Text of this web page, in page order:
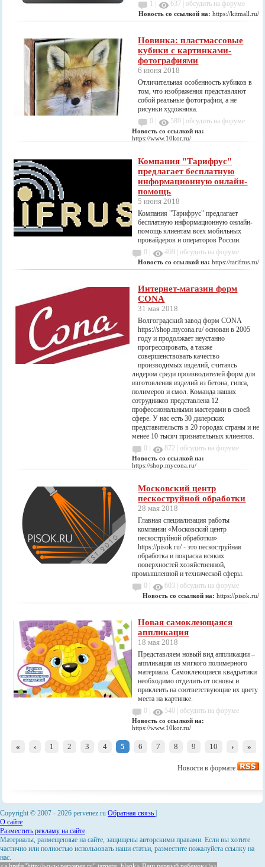
1 |
637 |обсудить на форуме
Новость со ссылкой на:https://kitmall.ru/
Новинка: пластмассовые
кубики с картинками-
фотографиями
6 июня 2018
Отличительная особенность кубиков в
том, что изображения представляют
собой реальные фотографии, а не
рисунки художника.
0 |
589 |обсудить на форуме
Новость со ссылкой на:
https://www.10kor.ru/
Компания "Тарифрус"
предлагает бесплатную
информационную онлайн-
помощь
5 июня 2018
Компания "Тарифрус" предлагает
бесплатную информационную онлайн-
помощь клиентам всех мобильных
провайдеров и операторов России.
0 |
469 |обсудить на форуме
Новость со ссылкой на:https://tarifrus.ru/
Интернет-магазин форм
CONA
31 мая 2018
Волгоградский завод форм CONA
https://shop.mycona.ru/ основан в 2005
году и продолжает неустанно
прогрессировать, а также
совершенствовать качество
производимых изделий, считаясь
лидером среди производителей форм для
изготовления изделий из бетона, гипса,
полимеров и смол. Команда наших
сотрудников представлена 12
профессиональными мастерами в своей
сфере. У нас есть 30 дилерских
представительств в 20 городах страны и не
менее 10 тысяч признательных клиентов.
0 |
872 |обсудить на форуме
Новость со ссылкой на:
https://shop.mycona.ru/
Московский центр
пескоструйной обработки
28 мая 2018
Главная специализация работы
компании «Московский центр
пескоструйной обработки»
https://pisok.ru/ - это пескоструйная
обработка и покраска всяких
поверхностей хозяйственной,
промышленной и технической сферы.
0 |
603 |обсудить на форуме
Новость со ссылкой на:https://pisok.ru/
Новая самоклеющаяся
аппликация
18 мая 2018
Представляем новый вид аппликации –
аппликация из мягкого полимерного
материала. Самоклеющиеся квадратики
необходимо отделить от основы и
приклеить на соответствующие их цвету
места на картинке.
0 |
540 |обсудить на форуме
Новость со ссылкой на:
https://www.10kor.ru/
« ‹ 1 2 3 4 5 6 7 8 9 10 › »
Новости в формате
Copyright © 2007 - 2026 pervenez.ru Обратная связь
О сайте
Разместить рекламу на сайте
Материалы, размещенные на сайте, защищены авторскими правами. Если вы хотите
частично или полностью использовать наши статьи, разместите пожалуйста ссылку на
нас.